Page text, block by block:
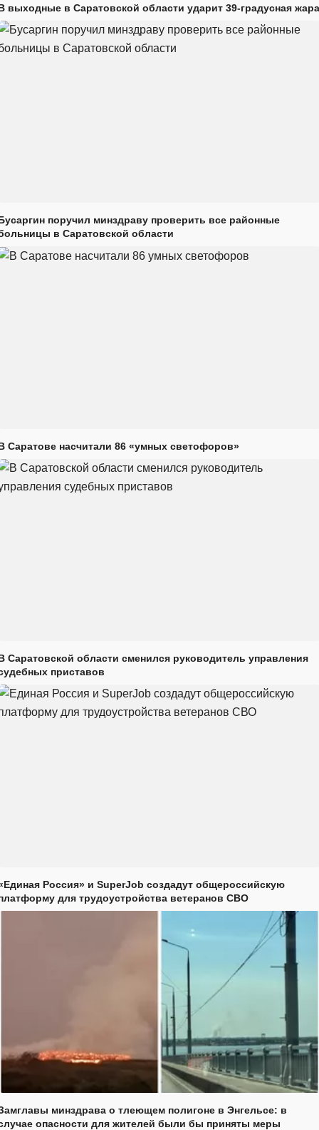
выходные в Саратовской области ударит 39-градусная жара
поручил минздраву проверить все районные
в Саратовской области
Саратове насчитали 86 «умных светофоров»
Саратовской области сменился руководитель управления
приставов
Россия» и SuperJob создадут общероссийскую
для трудоустройства ветеранов СВО
минздрава о тлеющем полигоне в Энгельсе: в
опасности для жителей были бы приняты меры